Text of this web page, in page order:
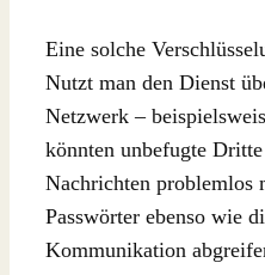
Eine solche
Nutzt man den Dienst
Netzwerk –
könnten unbefugte
Nachrichten problemlos
Passwörter ebenso wie
Kommunikation